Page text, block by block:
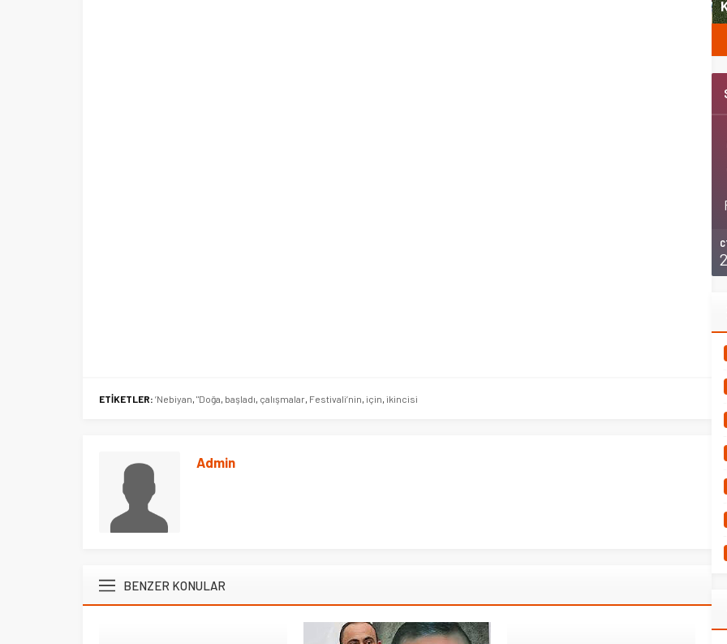
ETİKETLER: ’Nebiyan, "Doğa, başladı, çalışmalar, Festivali’nin, için, ikincisi
Admin
BENZER KONULAR